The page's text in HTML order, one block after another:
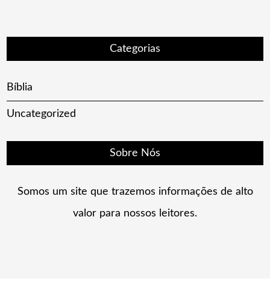
Categorias
Bíblia
Uncategorized
Sobre Nós
Somos um site que trazemos informações de alto
valor para nossos leitores.